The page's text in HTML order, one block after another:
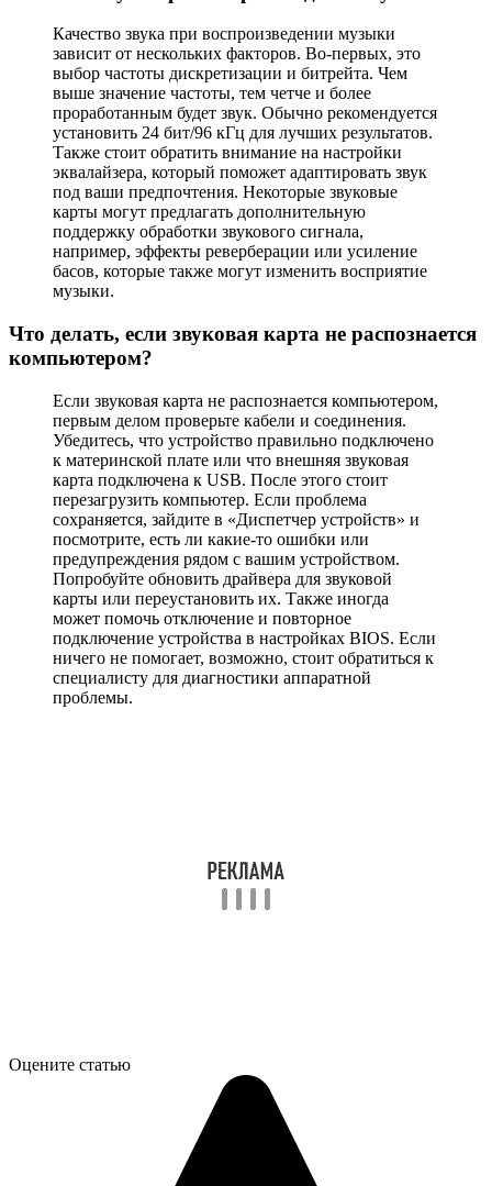
Качество звука при воспроизведении музыки
зависит от нескольких факторов. Во-первых, это
выбор частоты дискретизации и битрейта. Чем
выше значение частоты, тем четче и более
проработанным будет звук. Обычно рекомендуется
установить 24 бит/96 кГц для лучших результатов.
Также стоит обратить внимание на настройки
эквалайзера, который поможет адаптировать звук
под ваши предпочтения. Некоторые звуковые
карты могут предлагать дополнительную
поддержку обработки звукового сигнала,
например, эффекты реверберации или усиление
басов, которые также могут изменить восприятие
музыки.
Что делать, если звуковая карта не распознается
компьютером?
Если звуковая карта не распознается компьютером,
первым делом проверьте кабели и соединения.
Убедитесь, что устройство правильно подключено
к материнской плате или что внешняя звуковая
карта подключена к USB. После этого стоит
перезагрузить компьютер. Если проблема
сохраняется, зайдите в «Диспетчер устройств» и
посмотрите, есть ли какие-то ошибки или
предупреждения рядом с вашим устройством.
Попробуйте обновить драйвера для звуковой
карты или переустановить их. Также иногда
может помочь отключение и повторное
подключение устройства в настройках BIOS. Если
ничего не помогает, возможно, стоит обратиться к
специалисту для диагностики аппаратной
проблемы.
Оцените статью